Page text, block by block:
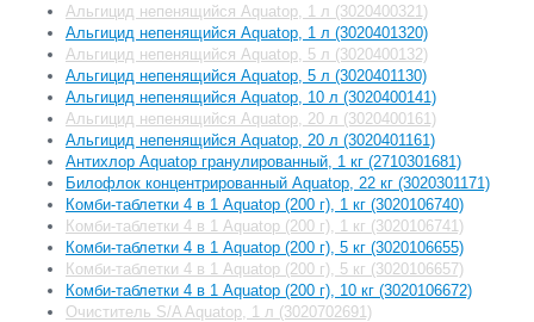
Альгицид непенящийся Aquatop, 1 л (3020400321)
Альгицид непенящийся Aquatop, 1 л (3020401320)
Альгицид непенящийся Aquatop, 5 л (3020400132)
Альгицид непенящийся Aquatop, 5 л (3020401130)
Альгицид непенящийся Aquatop, 10 л (3020400141)
Альгицид непенящийся Aquatop, 20 л (3020400161)
Альгицид непенящийся Aquatop, 20 л (3020401161)
Антихлор Aquatop гранулированный, 1 кг (2710301681)
Билофлок концентрированный Aquatop, 22 кг (3020301171)
Комби-таблетки 4 в 1 Aquatop (200 г), 1 кг (3020106740)
Комби-таблетки 4 в 1 Aquatop (200 г), 1 кг (3020106741)
Комби-таблетки 4 в 1 Aquatop (200 г), 5 кг (3020106655)
Комби-таблетки 4 в 1 Aquatop (200 г), 5 кг (3020106657)
Комби-таблетки 4 в 1 Aquatop (200 г), 10 кг (3020106672)
Очиститель S/A Aquatop, 1 л (3020702691)